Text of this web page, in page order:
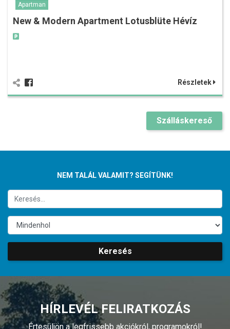
Apartman
New & Modern Apartment Lotusblüte Hévíz
Részletek
Szálláskereső
NEM TALÁL VALAMIT? SEGÍTÜNK!
Keresés
HÍRLEVÉL FELIRATKOZÁS
Értesüljön a legfrissebb akciókról, programokról!